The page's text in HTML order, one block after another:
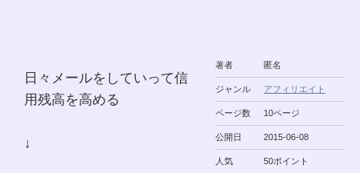
著者 匿名
ジャンル アフィリエイト
ページ数 10ページ
公開日 2015-06-08
人気 50ポイント
日々メールをしていって信
用残高を高める
↓